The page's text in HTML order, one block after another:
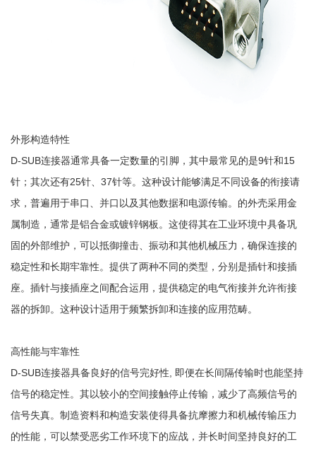
外形构造特性
D-SUB连接器通常具备一定数量的引脚，其中最常见的是9针和15
针；其次还有25针、37针等。这种设计能够满足不同设备的衔接请
求，普遍用于串口、并口以及其他数据和电源传输。的外壳采用金
属制造，通常是铝合金或镀锌钢板。这使得其在工业环境中具备巩
固的外部维护，可以抵御撞击、振动和其他机械压力，确保连接的
稳定性和长期牢靠性。提供了两种不同的类型，分别是插针和接插
座。插针与接插座之间配合运用，提供稳定的电气衔接并允许衔接
器的拆卸。这种设计适用于频繁拆卸和连接的应用范畴。
高性能与牢靠性
D-SUB连接器具备良好的信号完好性, 即便在长间隔传输时也能坚持
信号的稳定性。其以较小的空间接触停止传输，减少了高频信号的
信号失真。制造资料和构造安装使得具备抗摩擦力和机械传输压力
的性能，可以禁受恶劣工作环境下的应战，并长时间坚持良好的工